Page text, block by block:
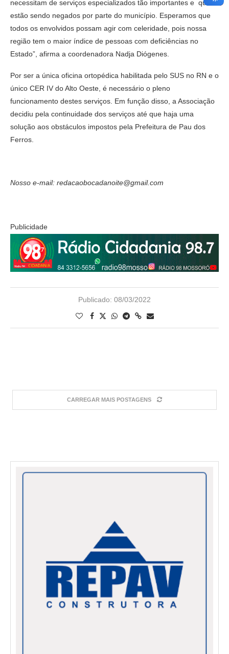
necessitam de serviços especializados tão importantes e que
estão sendo negados por parte do município. Esperamos que
todos os envolvidos possam agir com celeridade, pois nossa
região tem o maior índice de pessoas com deficiências no
Estado”, afirma a coordenadora Nadja Diógenes.
Por ser a única oficina ortopédica habilitada pelo SUS no RN e o
único CER IV do Alto Oeste, é necessário o pleno
funcionamento destes serviços. Em função disso, a Associação
decidiu pela continuidade dos serviços até que haja uma
solução aos obstáculos impostos pela Prefeitura de Pau dos
Ferros.
Nosso e-mail: redacaobocadanoite@gmail.com
Publicidade
Publicado: 08/03/2022
CARREGAR MAIS POSTAGENS